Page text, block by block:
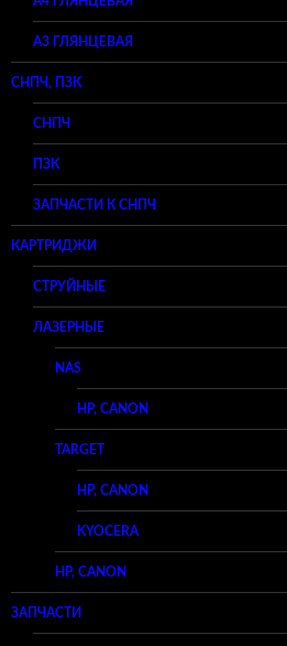
A3 ГЛЯНЦЕВАЯ
СНПЧ, ПЗК
СНПЧ
ПЗК
ЗАПЧАСТИ К СНПЧ
КАРТРИДЖИ
СТРУЙНЫЕ
ЛАЗЕРНЫЕ
NAS
HP, CANON
TARGET
HP, CANON
KYOCERA
HP, CANON
ЗАПЧАСТИ